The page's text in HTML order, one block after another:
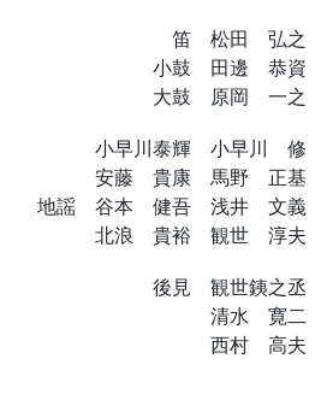
笛 松田 弘之
小鼓 田邊 恭資
大鼓 原岡 一之
小早川泰輝 小早川 修
安藤 貴康 馬野 正基
地謡 谷本 健吾 浅井 文義
北浪 貴裕 観世 淳夫
後見 観世銕之丞
清水 寛二
西村 高夫